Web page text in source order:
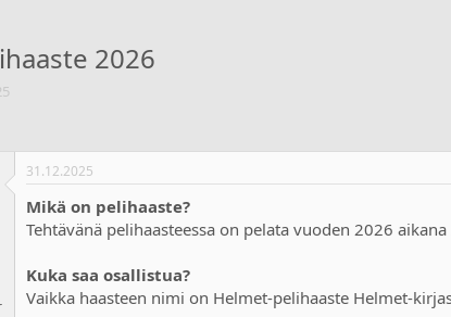
2026
31.12.2025
Mikä on pelihaaste?
Tehtävänä pelihaasteessa on pelata vuoden 2026
Kuka saa osallistua?
Vaikka haasteen nimi on Helmet-pelihaaste Helmet-